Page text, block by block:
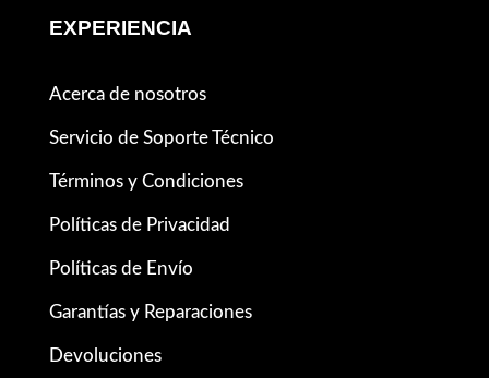
EXPERIENCIA
Acerca de nosotros
Servicio de Soporte Técnico
Términos y Condiciones
Políticas de Privacidad
Políticas de Envío
Garantías y Reparaciones
Devoluciones